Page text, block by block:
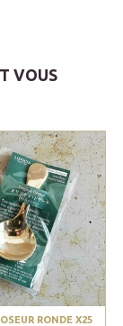
VOUS
RONDE X25